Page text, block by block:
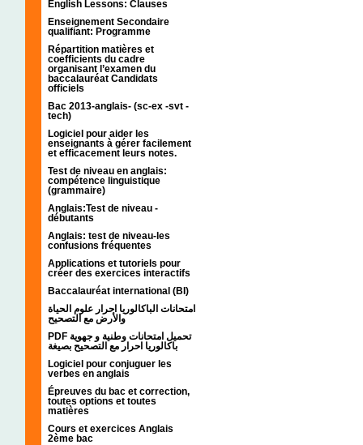
English Lessons: Clauses
Enseignement Secondaire
qualifiant: Programme
Répartition matières et
coefficients du cadre
organisant l’examen du
baccalauréat Candidats
officiels
Bac 2013-anglais- (sc-ex -svt -
tech)
Logiciel pour aider les
enseignants à gérer facilement
et efficacement leurs notes.
Test de niveau en anglais:
compétence linguistique
(grammaire)
Anglais:Test de niveau -
débutants
Anglais: test de niveau-les
confusions fréquentes
Applications et tutoriels pour
créer des exercices interactifs
Baccalauréat international (BI)
امتحانات الباكالوريا احرار علوم الحياة
والأرض مع التصحيح
PDF تحميل امتحانات وطنية و جهوية
باكالوريا احرار مع التصحيح بصيغة
Logiciel pour conjuguer les
verbes en anglais
Épreuves du bac et correction,
toutes options et toutes
matières
Cours et exercices Anglais
2ème bac